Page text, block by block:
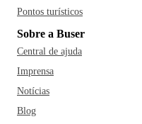
Pontos turísticos
Sobre a Buser
Central de ajuda
Imprensa
Notícias
Blog